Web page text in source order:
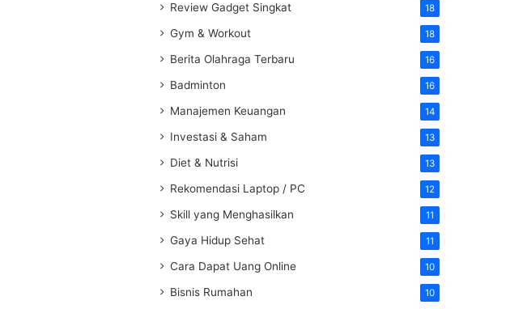
Review Gadget Singkat 18
Gym & Workout 18
Berita Olahraga Terbaru 16
Badminton 16
Manajemen Keuangan 14
Investasi & Saham 13
Diet & Nutrisi 13
Rekomendasi Laptop / PC 12
Skill yang Menghasilkan 11
Gaya Hidup Sehat 11
Cara Dapat Uang Online 10
Bisnis Rumahan 10